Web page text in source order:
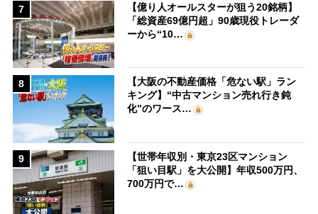
7
【億り人オールスターが狙う20銘柄】
「総資産69億円超」90歳現役トレーダ
ーから“10…
8
【大阪の不動産価格「危ない駅」ラン
キング】“中古マンション売れ行き鈍
化”のワース…
9
【世帯年収別・東京23区マンション
「狙い目駅」を大公開】年収500万円、
700万円で…